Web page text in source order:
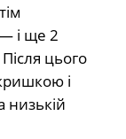
і ще 2
цього
і
низькій